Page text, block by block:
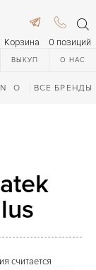
Корзина 0 позиций
ВЫКУП О НАС
N O Q R S T
ВСЕ БРЕНДЫ
считается